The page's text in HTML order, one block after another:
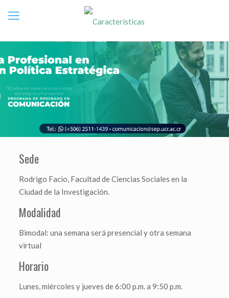
Sede
Rodrigo Facio, Facultad de Ciencias Sociales en la
Ciudad de la Investigación.
Modalidad
Bimodal: una semana será presencial y otra semana
virtual
Horario
Lunes, miércoles y jueves de 6:00 p.m. a 9:50 p.m.